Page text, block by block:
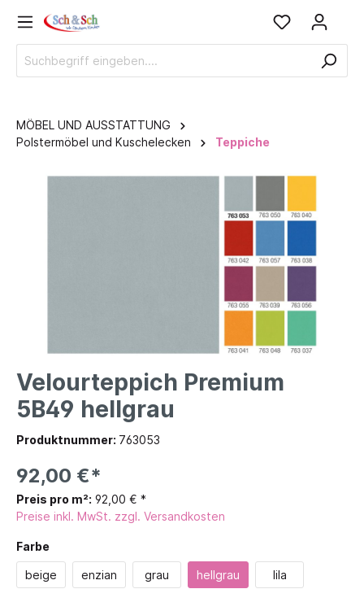
MÖBEL UND AUSSTATTUNG
Polstermöbel und Kuschelecken
Teppiche
Velourteppich Premium
5B49 hellgrau
Produktnummer: 763053
92,00 €*
Preis pro m²: 92,00 € *
Preise inkl. MwSt. zzgl. Versandkosten
Farbe
beige enzian grau hellgrau lila